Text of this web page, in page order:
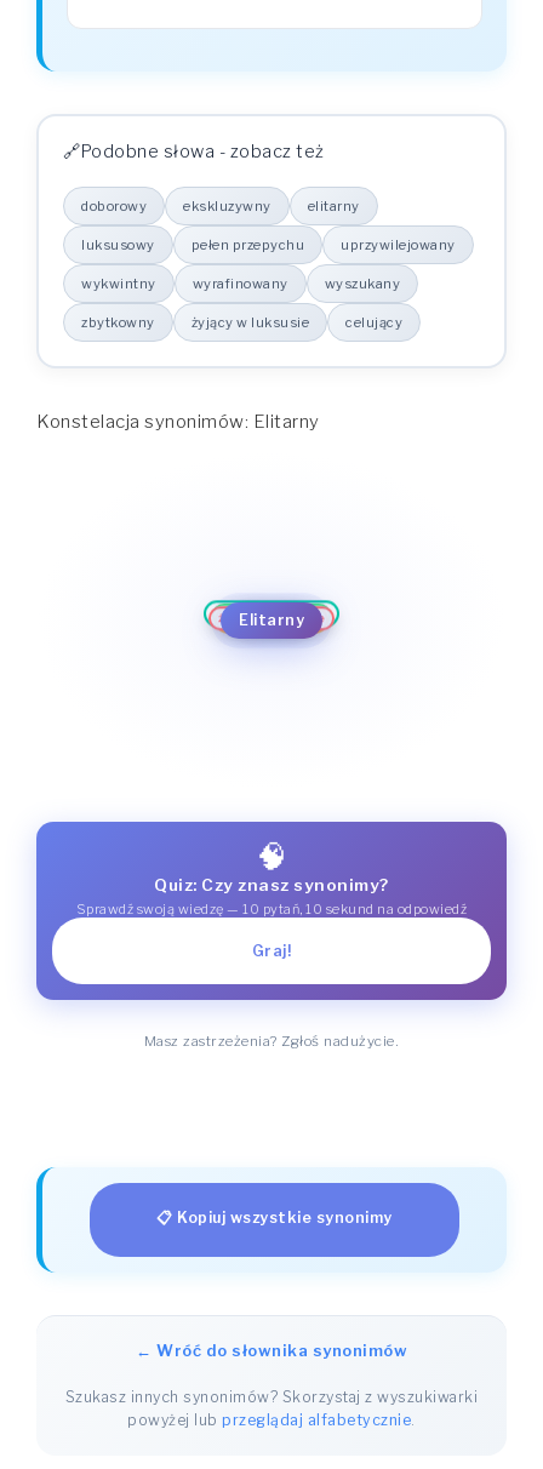
Podobne słowa - zobacz też
doborowy ekskluzywny elitarny
luksusowy pełen przepychu uprzywilejowany
wykwintny wyrafinowany wyszukany
zbytkowny żyjący w luksusie celujący
Konstelacja synonimów: Elitarny
Elitarny
doborowy
ekskluzywny
elitarny
luksusowy
pełen przepychu
uprzywilejowany
wykwintny
wyrafinowany
wyszukany
zbytkowny
żyjący w luksusie
celujący
🧠
Quiz: Czy znasz synonimy?
Sprawdź swoją wiedzę — 10 pytań, 10 sekund na odpowiedź
Graj!
Masz zastrzeżenia? Zgłoś nadużycie.
📋 Kopiuj wszystkie synonimy
← Wróć do słownika synonimów
Szukasz innych synonimów? Skorzystaj z wyszukiwarki
powyżej lubprzeglądaj alfabetycznie